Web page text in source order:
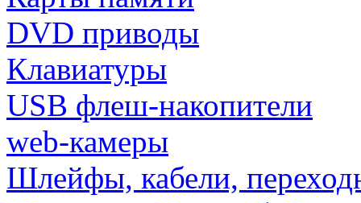
DVD приводы
Клавиатуры
USB флеш-накопители
web-камеры
Шлейфы, кабели,